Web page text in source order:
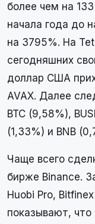
более чем на
начала года до
на 3795%. На
сегодняшних
доллар США
AVAX. Далее
BTC (9,58%),
(1,33%) и BNB
Чаще всего
бирже Binance.
Huobi Pro,
показывают, что